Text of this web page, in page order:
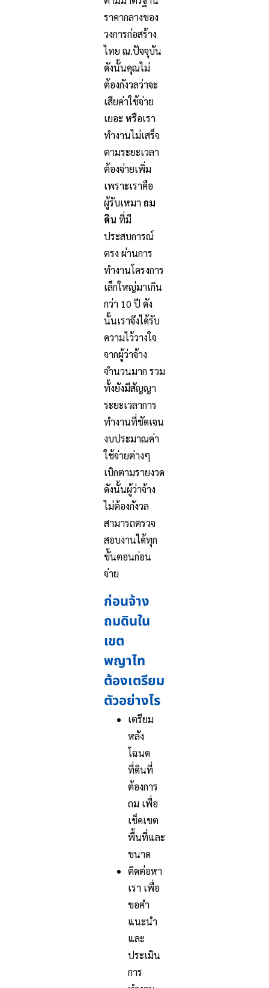
ราคากลางของ
วงการก่อสร้าง
ไทย ณ.ปัจจุบัน
ดังนั้นคุณไม่
ต้องกังวลว่าจะ
เสียค่าใช้จ่าย
เยอะ หรือเรา
ทำงานไม่เสร็จ
ตามระยะเวลา
ต้องจ่ายเพิ่ม
เพราะเราคือ
ผู้รับเหมา ถม
ดิน ที่มี
ประสบการณ์
ตรง ผ่านการ
ทำงานโครงการ
เล็กใหญ่มาเกิน
กว่า 10 ปี ดัง
นั้นเราจึงได้รับ
ความไว้วางใจ
จากผู้ว่าจ้าง
จำนวนมาก รวม
ทั้งยังมีสัญญา
ระยะเวลาการ
ทำงานที่ชัดเจน
งบประมาณค่า
ใช้จ่ายต่างๆ
เบิกตามรายงวด
ดังนั้นผู้ว่าจ้าง
ไม่ต้องกังวล
สามารถตรวจ
สอบงานได้ทุก
ขั้นตอนก่อน
จ่าย
ก่อนจ้าง
ถมดินใน
เขต
พญาไท
ต้องเตรียม
ตัวอย่างไร
เตรียม
หลัง
โฉนด
ที่ดินที่
ต้องการ
ถม เพื่อ
เช็คเขต
พื้นที่และ
ขนาด
ติดต่อหา
เรา เพื่อ
ขอคำ
แนะนำ
และ
ประเมิน
การ